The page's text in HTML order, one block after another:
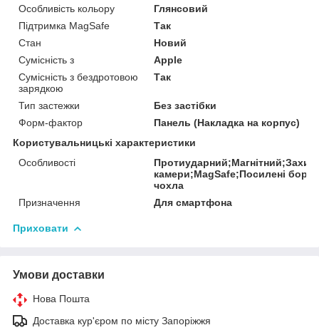
Особливість кольору
Глянсовий
Підтримка MagSafe
Так
Стан
Новий
Сумісність з
Apple
Сумісність з бездротовою
зарядкою
Так
Тип застежки
Без застібки
Форм-фактор
Панель (Накладка на корпус)
Користувальницькі характеристики
Особливості
камери;MagSafe;Посилені борти
чохла
Призначення
Для смартфона
Приховати
Умови доставки
Нова Пошта
Доставка кур'єром по місту Запоріжжя